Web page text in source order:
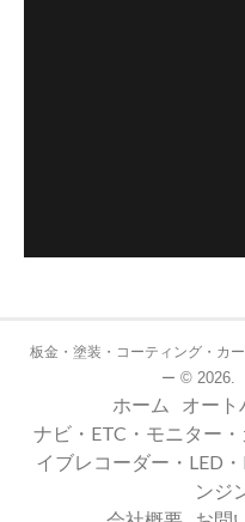
板金・塗装・コーティング・カ
ー © 2026.
ホーム オート
ナビ・ETC・モニター
イブレコーダー・LED
ンジ